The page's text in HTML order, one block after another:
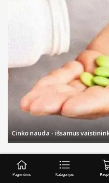
Cinko nauda - išsamus
Pagrindinis Kategorijos